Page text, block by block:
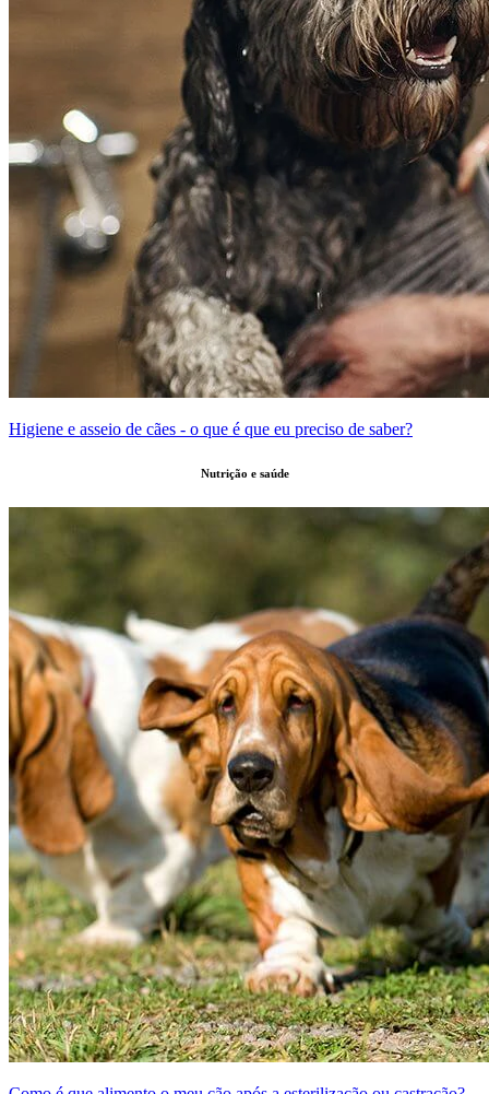
Higiene e asseio de cães - o que é que eu preciso de saber?
Nutrição e saúde